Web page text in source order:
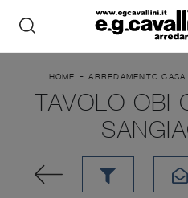
HOME -ARREDAMENTO CASA
TAVOLO OBI